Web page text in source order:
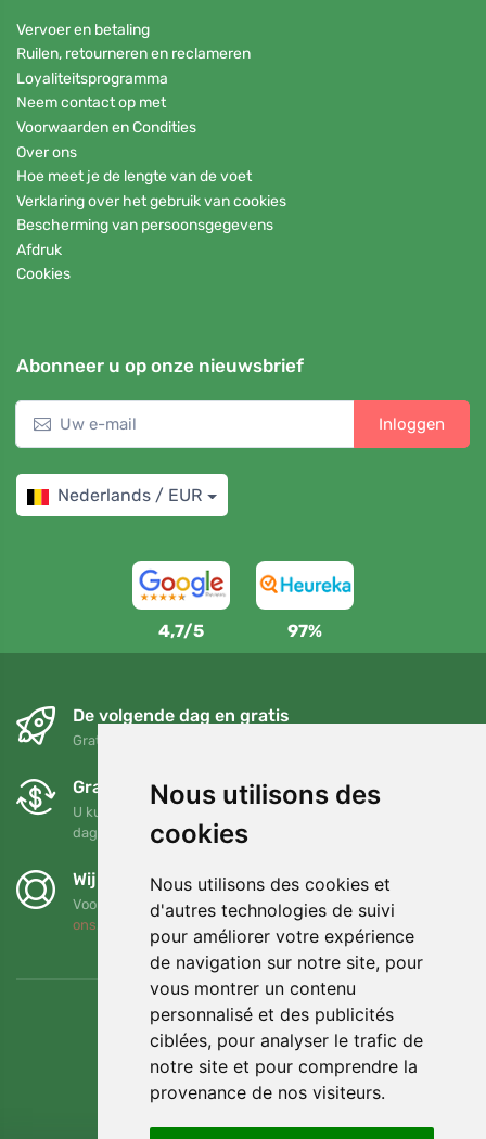
Nous utilisons des
cookies
Nous utilisons des cookies et
d'autres technologies de suivi
pour améliorer votre expérience
de navigation sur notre site, pour
vous montrer un contenu
personnalisé et des publicités
ciblées, pour analyser le trafic de
notre site et pour comprendre la
provenance de nos visiteurs.
Vervoer en betaling
Ruilen, retourneren en reclameren
Loyaliteitsprogramma
Neem contact op met
Voorwaarden en Condities
Over ons
Hoe meet je de lengte van de voet
Verklaring over het gebruik van cookies
Bescherming van persoonsgegevens
Afdruk
Cookies
Abonneer u op onze nieuwsbrief
Inloggen
Nederlands / EUR
4,7/5 97%
De volgende dag en gratis
Gratis verzending voor bestellingen boven 95 EUR
Gratis ruilen en retourneren
U kunt uw bestelling op elk gewenst moment binnen 90
dagen retourneren of ruilen
Wij steunen Trees.org
Voor elke bestelling planten we een boom! Lees meer
ons